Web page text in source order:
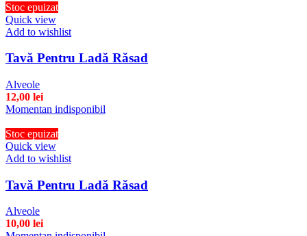
Stoc epuizat
Quick view
Add to wishlist
Tavă Pentru Ladă Răsad
Alveole
12,00 lei
Momentan indisponibil
Stoc epuizat
Quick view
Add to wishlist
Tavă Pentru Ladă Răsad
Alveole
10,00 lei